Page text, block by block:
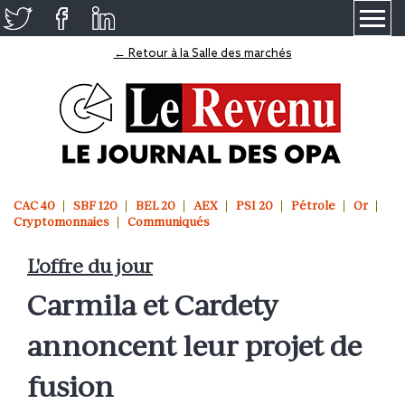
← Retour à la Salle des marchés
CAC 40 SBF 120 BEL 20 AEX PSI 20 Pétrole
Or
Cryptomonnaies
Communiqués
L'offre du jour
Carmila et Cardety
annoncent leur projet de
fusion